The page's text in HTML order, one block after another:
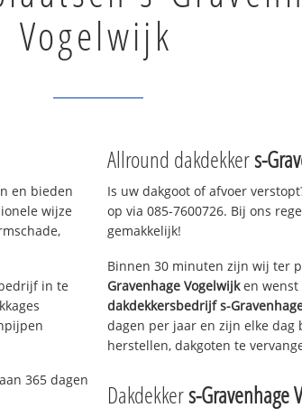
Vogelwijk
en bieden
wijze
in te
365 dagen
Allround dakdekkers-
Is uw dakgoot of afvoer
op via 085-7600726. Bij ons
gemakkelijk!
Binnen 30 minuten zijn wij ter
Gravenhage Vogelwijken wenst
dakdekkersbedrijfs-
dagen per jaar en zijn elke
herstellen, dakgoten te
Dakdekkers-Gravenhage